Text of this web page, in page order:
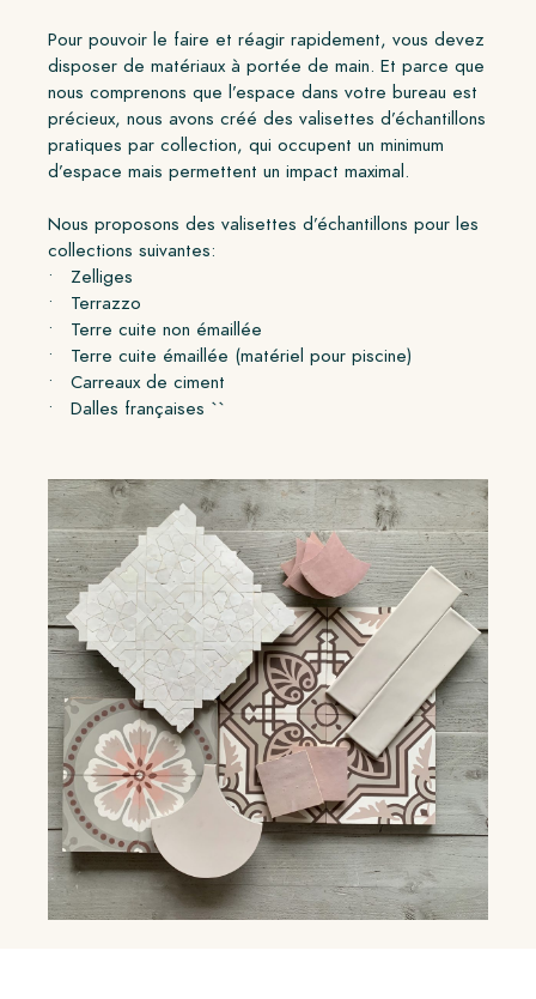
Pour pouvoir le faire et réagir rapidement, vous devez
disposer de matériaux à portée de main. Et parce que
nous comprenons que l’espace dans votre bureau est
précieux, nous avons créé des valisettes d’échantillons
pratiques par collection, qui occupent un minimum
d’espace mais permettent un impact maximal.
Nous proposons des valisettes d’échantillons pour les
collections suivantes:
• Zelliges
• Terrazzo
• Terre cuite non émaillée
• Terre cuite émaillée (matériel pour piscine)
• Carreaux de ciment
• Dalles françaises ``